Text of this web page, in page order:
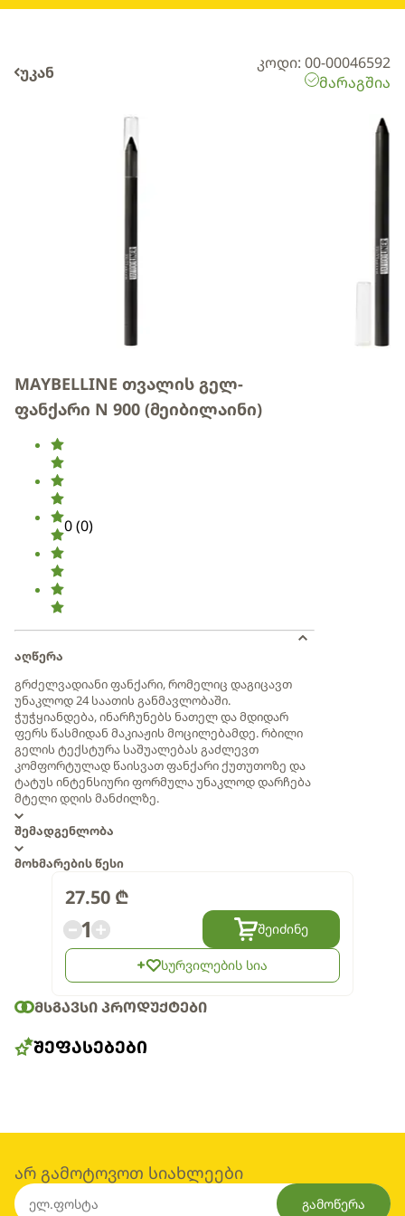
უკან
კოდი: 00-00046592
მარაგშია
MAYBELLINE თვალის გელ-
ფანქარი N 900 (მეიბილაინი)
0(0)
აღწერა
გრძელვადიანი ფანქარი, რომელიც დაგიცავთ
უნაკლოდ 24 საათის განმავლობაში.
ჭუჭყიანდება, ინარჩუნებს ნათელ და მდიდარ
ფერს წასმიდან მაკიაჟის მოცილებამდე. რბილი
გელის ტექსტურა საშუალებას გაძლევთ
კომფორტულად წაისვათ ფანქარი ქუთუთოზე და
ტატუს ინტენსიური ფორმულა უნაკლოდ დარჩება
მტელი დღის მანძილზე.
შემადგენლობა
მოხმარების წესი
27.50 ₾
1 შეიძინე
სურვილების სია
ᲛᲡᲒᲐᲕᲡᲘ ᲞᲠᲝᲓᲣᲥᲢᲔᲑᲘ
ᲨᲔᲤᲐᲡᲔᲑᲔᲑᲘ
არ გამოტოვოთ სიახლეები
გამოწერა